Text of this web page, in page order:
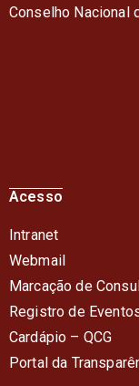
Conselho Nacional
Acesso
Intranet
Webmail
Marcação de
Registro de
Cardápio – QCG
Portal da